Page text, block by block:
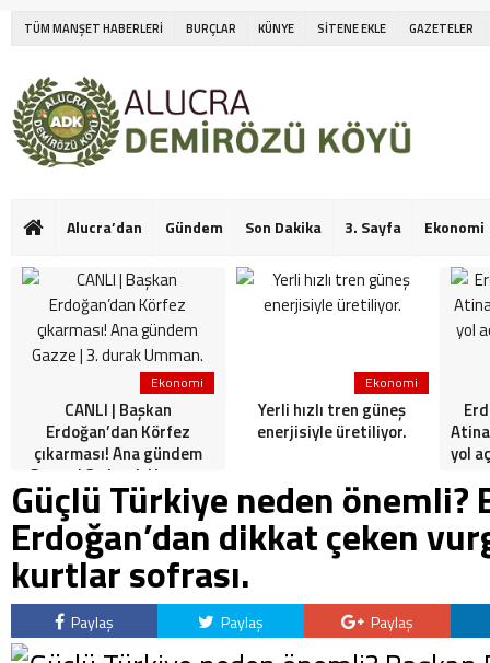
TÜM MANŞET HABERLERİ BURÇLAR KÜNYE SİTENE EKLE GAZETELER
Alucra’dan Gündem Son Dakika 3. Sayfa Ekonomi
Ekonomi
CANLI | Başkan
Erdoğan’dan Körfez
çıkarması! Ana gündem
Gazze | 3. durak Umman.
Ekonomi
Yerli hızlı tren güneş
enerjisiyle üretiliyor.
yol
Güçlü Türkiye neden önemli?
Erdoğan’dan dikkat çeken
kurtlar sofrası.
Paylaş Paylaş Paylaş